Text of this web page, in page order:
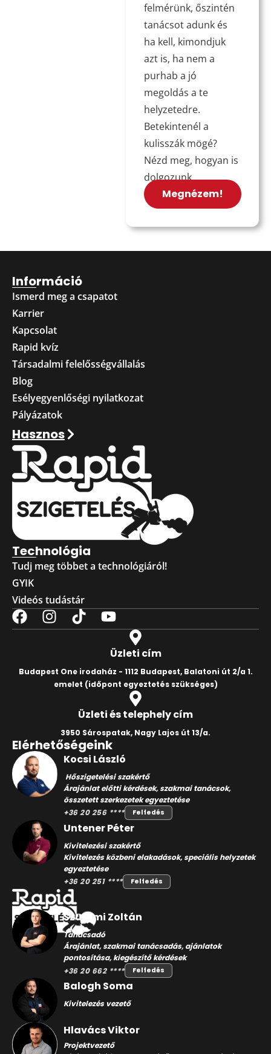
felmérünk, őszintén
tanácsot adunk és
ha kell, kimondjuk
azt is, ha nem a
purhab a jó
megoldás a te
helyzetedre.
Betekintenél a
kulisszák mögé?
Nézd meg, hogyan is
dolgozunk.
Megnézem!
Információ
Ismerd meg a csapatot
Karrier
Kapcsolat
Rapid kvíz
Társadalmi felelősségvállalás
Blog
Esélyegyenlőségi nyilatkozat
Pályázatok
Hasznos
Technológia
Tudj meg többet a technológiáról!
GYIK
Videós tudástár
Üzleti cím
Budapest One irodaház - 1112 Budapest, Balatoni út 2/a 1.
emelet (időpont egyeztetés szükséges)
Üzleti és telephely cím
3950 Sárospatak, Nagy Lajos út 13/a.
Elérhetőségeink
Kocsi László
Hőszigetelési szakértő
Árajánlat előtti kérdések, szakmai tanácsok,
összetett szerkezetek egyeztetése
+36 20 256 ****
Felfedés
Untener Péter
Kivitelezési szakértő
Kivitelezés közbeni elakadások, speciális helyzetek
egyeztetése
+36 20 251 ****
Felfedés
Szuromi Zoltán
Tanácsadó
Árajánlat, szakmai tanácsadás, ajánlatok
pontosítása, kiegészítő kérdések
+36 20 662 ****
Felfedés
Balogh Soma
Kivitelezés vezető
Hlavács Viktor
Projektvezető